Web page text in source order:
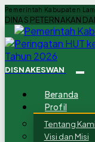
Pemerintah Kabupaten
DINAS PETERNAKAN
DISNAKESWAN
Beranda
Profil
Tentang Kami
Visi dan Misi